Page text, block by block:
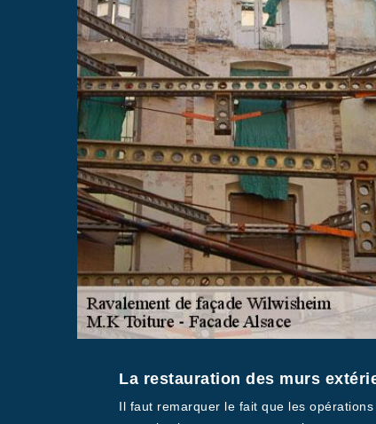
La restauration des murs
Il faut remarquer le fait que les